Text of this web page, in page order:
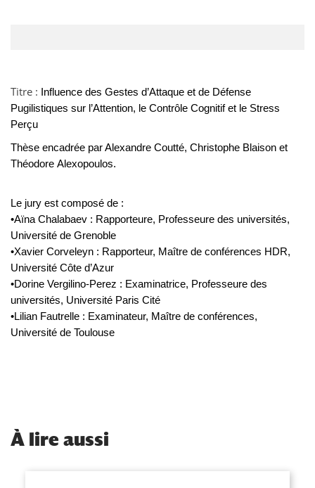
Titre : Influence des Gestes d’Attaque et de Défense
Pugilistiques sur l’Attention, le Contrôle Cognitif et le Stress
Perçu
Thèse encadrée par Alexandre Coutté, Christophe Blaison et
Théodore Alexopoulos.
Le jury est composé de :
•Aïna Chalabaev : Rapporteure, Professeure des universités,
Université de Grenoble
•Xavier Corveleyn : Rapporteur, Maître de conférences HDR,
Université Côte d’Azur
•Dorine Vergilino-Perez : Examinatrice, Professeure des
universités, Université Paris Cité
•Lilian Fautrelle : Examinateur, Maître de conférences,
Université de Toulouse
À lire aussi